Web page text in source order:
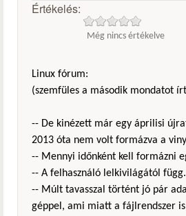
Értékelés:
Még nincs értékelve
Linux fórum:
(szemfüles a második mondatot
-- De kinézett már egy áprilisi
2013 óta nem volt formázva a
-- Mennyi időnként kell formázni
-- A felhasználó lelkivilágától függ.
-- Múlt tavasszal történt jó pár
géppel, ami miatt a fájlrendszer